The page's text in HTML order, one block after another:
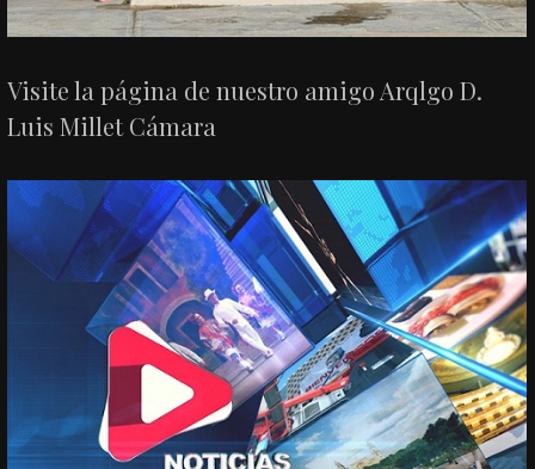
Visite la página de nuestro amigo Arqlgo D.
Luis Millet Cámara